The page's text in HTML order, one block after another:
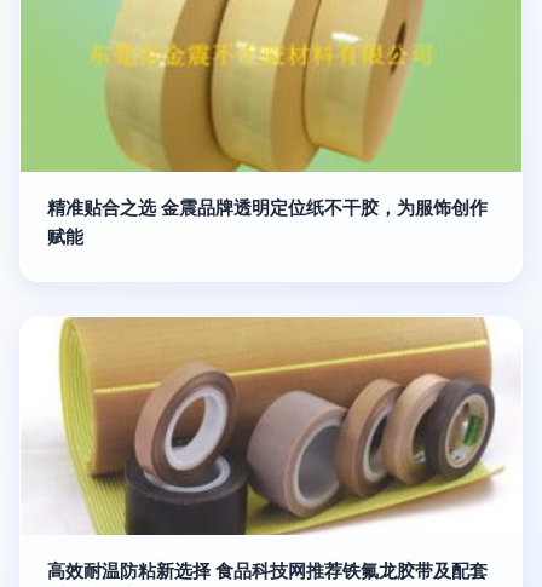
精准贴合之选 金震品牌透明定位纸不干胶，为服饰创作
赋能
高效耐温防粘新选择 食品科技网推荐铁氟龙胶带及配套